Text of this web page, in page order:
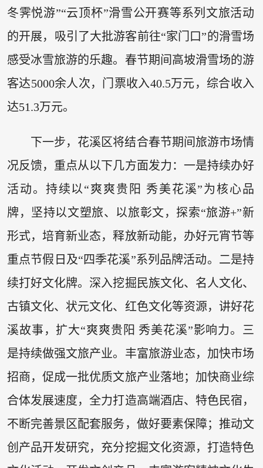
冬霁悦游”“云顶杯”滑雪公开赛等系列文旅活动
的开展，吸引了大批游客前往“家门口”的滑雪场
感受冰雪旅游的乐趣。春节期间高坡滑雪场的游
客达5000余人次，门票收入40.5万元，综合收入
达51.3万元。
下一步，花溪区将结合春节期间旅游市场情
况反馈，重点从以下几方面发力：一是持续办好
活动。持续以“爽爽贵阳 秀美花溪”为核心品
牌，坚持以文塑旅、以旅彰文，探索“旅游+”新
形式，培育新业态，释放新动能，办好元宵节等
重点节假日及“四季花溪”系列品牌活动。二是持
续打好文化牌。深入挖掘民族文化、名人文化、
古镇文化、状元文化、红色文化等资源，讲好花
溪故事，扩大“爽爽贵阳 秀美花溪”影响力。三
是持续做强文旅产业。丰富旅游业态，加快市场
招商，促成一批优质文旅产业落地；加快商业综
合体发展速度，全力打造高端酒店、特色民宿，
不断完善景区配套服务，做好要素保障；推动文
创产品开发研究，充分挖掘文化资源，打造特色